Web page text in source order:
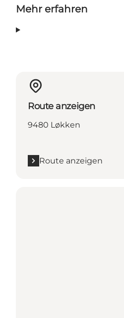
Mehr erfahren
Route anzeigen
9480 Løkken
Route anzeigen